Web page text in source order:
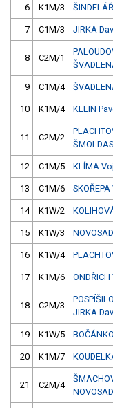
6 K1M/3
7 C1M/3 JIRKA
8 C2M/1
9 C1M/4
10 K1M/4 KLEIN
11 C2M/2
12 C1M/5 KLÍMA
13 C1M/6
14 K1W/2
15 K1W/3
16 K1W/4
17 K1M/6
18 C2M/3
JIRKA
19 K1W/5
20 K1M/7
21 C2M/4